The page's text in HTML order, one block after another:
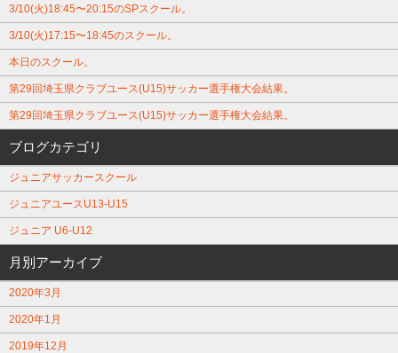
3/10(火)18:45〜20:15のSPスクール。
3/10(火)17:15〜18:45のスクール。
本日のスクール。
第29回埼玉県クラブユース(U15)サッカー選手権大会結果。
第29回埼玉県クラブユース(U15)サッカー選手権大会結果。
ブログカテゴリ
ジュニアサッカースクール
ジュニアユースU13-U15
ジュニア U6-U12
月別アーカイブ
2020年3月
2020年1月
2019年12月